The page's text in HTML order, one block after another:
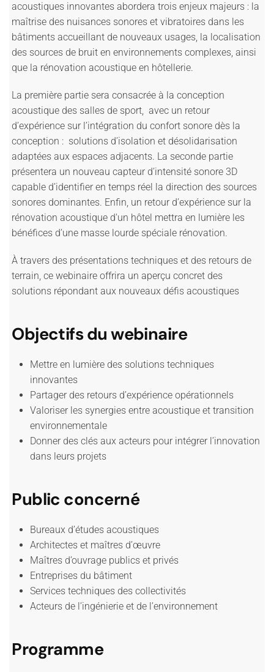
acoustiques innovantes abordera trois enjeux majeurs : la
maîtrise des nuisances sonores et vibratoires dans les
bâtiments accueillant de nouveaux usages, la localisation
des sources de bruit en environnements complexes, ainsi
que la rénovation acoustique en hôtellerie.
La première partie sera consacrée à la conception
acoustique des salles de sport, avec un retour
d’expérience sur l’intégration du confort sonore dès la
conception : solutions d’isolation et désolidarisation
adaptées aux espaces adjacents. La seconde partie
présentera un nouveau capteur d’intensité sonore 3D
capable d’identifier en temps réel la direction des sources
sonores dominantes. Enfin, un retour d’expérience sur la
rénovation acoustique d'un hôtel mettra en lumière les
bénéfices d’une masse lourde spéciale rénovation.
À travers des présentations techniques et des retours de
terrain, ce webinaire offrira un aperçu concret des
solutions répondant aux nouveaux défis acoustiques
Objectifs du webinaire
Mettre en lumière des solutions techniques
innovantes
Partager des retours d’expérience opérationnels
Valoriser les synergies entre acoustique et transition
environnementale
Donner des clés aux acteurs pour intégrer l’innovation
dans leurs projets
Public concerné
Bureaux d’études acoustiques
Architectes et maîtres d’œuvre
Maîtres d’ouvrage publics et privés
Entreprises du bâtiment
Services techniques des collectivités
Acteurs de l’ingénierie et de l’environnement
Programme